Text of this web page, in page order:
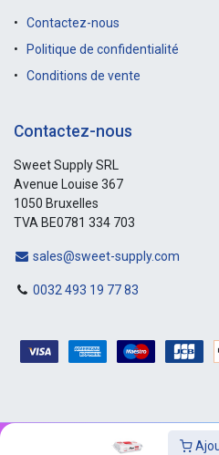
Contactez-nous
Politique de confidentialité
Conditions de vente
Contactez-nous
Sweet Supply SRL
Avenue Louise 367
1050 Bruxelles
TVA BE0781 334 703
sales@sweet-supply.com
0032 493 19 77 83
Copyright © Sweet-Supply